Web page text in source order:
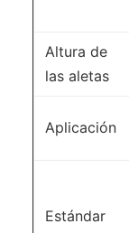
Altura de
las aletas
Aplicación
Estándar